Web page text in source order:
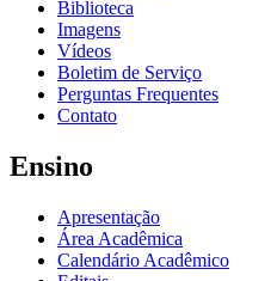
Biblioteca
Imagens
Vídeos
Boletim de Serviço
Perguntas Frequentes
Contato
Ensino
Apresentação
Área Acadêmica
Calendário Acadêmico